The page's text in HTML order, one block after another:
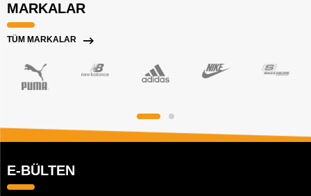
MARKALAR
TÜM MARKALAR
E-BÜLTEN